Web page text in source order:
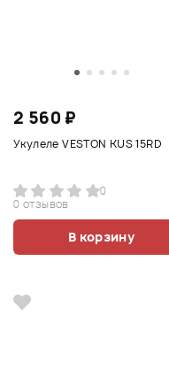
2 560 ₽
Укулеле VESTON KUS 15RD
0
0 отзывов
В корзину